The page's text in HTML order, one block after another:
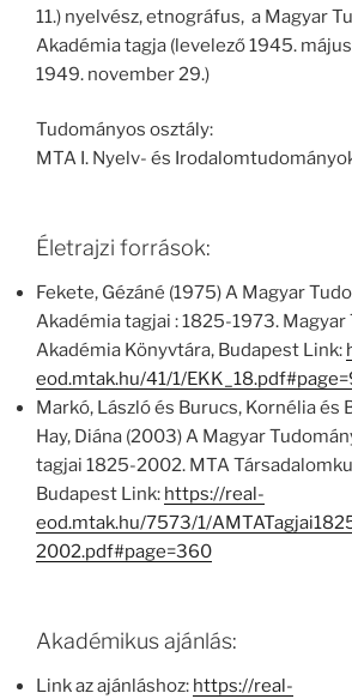
11.) nyelvész, etnográfus, a Magyar
Akadémia tagja (levelező 1945.
1949. november 29.)
Tudományos osztály:
MTA I. Nyelv- és
Életrajzi források:
Fekete, Gézáné (1975) A Magyar
Akadémia tagjai : 1825-1973. Magyar
Akadémia Könyvtára, Budapest Link:
eod.mtak.hu/41/1/
Markó, László és Burucs, Kornélia és
Hay, Diána (2003) A Magyar
tagjai 1825-2002. MTA
Budapest Link: https://real-
eod.mtak.hu/7573/1/
2002.pdf#page=360
Akadémikus ajánlás:
Link az ajánláshoz: https://real-